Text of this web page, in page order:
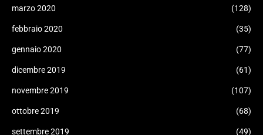
marzo 2020 (128)
febbraio 2020 (35)
gennaio 2020 (77)
dicembre 2019 (61)
novembre 2019 (107)
ottobre 2019 (68)
settembre 2019 (49)